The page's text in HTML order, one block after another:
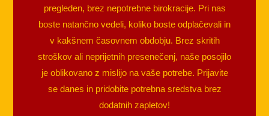
pregleden, brez nepotrebne birokracije. Pri nas
boste natančno vedeli, koliko boste odplačevali in
v kakšnem časovnem obdobju. Brez skritih
stroškov ali neprijetnih presenečenj, naše posojilo
je oblikovano z mislijo na vaše potrebe. Prijavite
se danes in pridobite potrebna sredstva brez
dodatnih zapletov!